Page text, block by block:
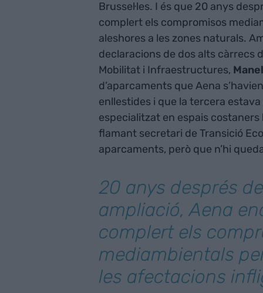
Brussel·les. I és que 20 anys
complert els compromisos
aleshores a les zones naturals.
declaracions de dos alts càrrecs
Mobilitat i Infraestructures,
d’aparcaments que Aena
enllestides i que la tercera estava
especialitzat en espais
flamant secretari de Transició
aparcaments, però que n’hi
20 anys després
ampliació, Aena
complert els
mediambientals
les afectacions